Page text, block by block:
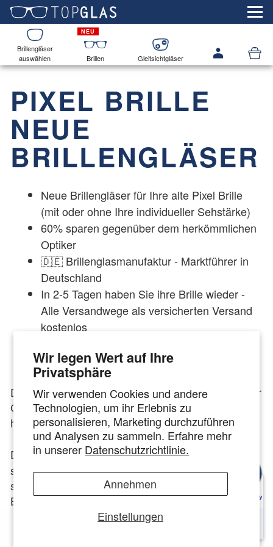
Wir legen Wert auf Ihre
Privatsphäre
Wir verwenden Cookies und andere
Technologien, um ihr Erlebnis zu
personalisieren, Marketing durchzuführen
und Analysen zu sammeln. Erfahre mehr
in unserer Datenschutzrichtlinie.
Einstellungen
Annehmen
Brillengläser
auswählen
Brillen Gleitsichtgläser
PIXEL BRILLE
NEUE
BRILLENGLÄSER
Neue Brillengläser für Ihre alte Pixel Brille
(mit oder ohne Ihre individueller Sehstärke)
60% sparen gegenüber dem herkömmlichen
Optiker
🇩🇪 Brillenglasmanufaktur - Marktführer in
Deutschland
In 2-5 Tagen haben Sie ihre Brille wieder -
Alle Versandwege als versicherten Versand
kostenlos
pro Jahr
Die Brillengläser Ihrer Pixel Brille, Sonnenbrille oder
Gleitsichtbrille sind zerkratzt oder Ihre Sehstärke
hat sich verändert?
Das innovative Optiker-Konzept vonTOP
sich auf die Neuverglasung von Brillen aller Art
spezialisiert. Wir verglasen gebrauchte und neue
Brillen seit 2015. Durch unsere Spezialisierung auf
neue Brillengläser, sind wir in Deutschland der